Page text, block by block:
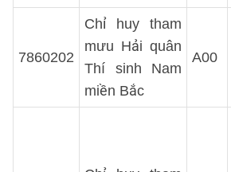
7860202
Chỉ huy tham
mưu Hải quân
Thí sinh Nam
miền Bắc
A00